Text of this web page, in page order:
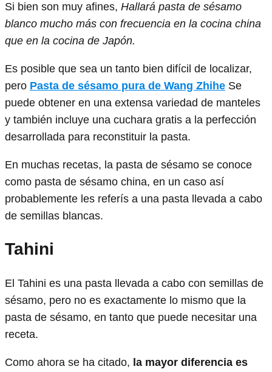
Si bien son muy afines, Hallará pasta de sésamo
blanco mucho más con frecuencia en la cocina china
que en la cocina de Japón.
Es posible que sea un tanto bien difícil de localizar,
pero Pasta de sésamo pura de Wang Zhihe Se
puede obtener en una extensa variedad de manteles
y también incluye una cuchara gratis a la perfección
desarrollada para reconstituir la pasta.
En muchas recetas, la pasta de sésamo se conoce
como pasta de sésamo china, en un caso así
probablemente les referís a una pasta llevada a cabo
de semillas blancas.
Tahini
El Tahini es una pasta llevada a cabo con semillas de
sésamo, pero no es exactamente lo mismo que la
pasta de sésamo, en tanto que puede necesitar una
receta.
Como ahora se ha citado, la mayor diferencia es